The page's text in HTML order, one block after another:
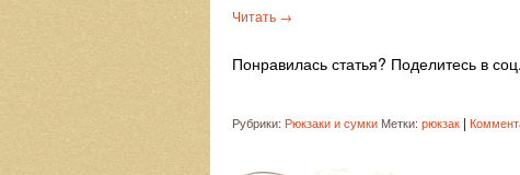
Читать →
Понравилась статья? Поделитесь в
Рубрики: Рюкзаки и сумки Метки: рюкзак |